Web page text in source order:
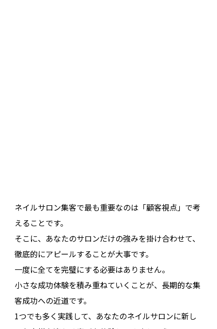
ネイルサロン集客で最も重要なのは「顧客視点」で考
えることです。
そこに、あなたのサロンだけの強みを掛け合わせて、
徹底的にアピールすることが大事です。
一度に全てを完璧にする必要はありません。
小さな成功体験を積み重ねていくことが、長期的な集
客成功への近道です。
1つでも多く実践して、あなたのネイルサロンに新し